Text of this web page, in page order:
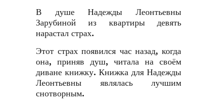
В душе Надежды Леонтьевны
Зарубиной из квартиры девять
нарастал страх.
Этот страх появился час назад, когда
она, приняв душ, читала на своём
диване книжку. Книжка для Надежды
Леонтьевны являлась лучшим
снотворным.